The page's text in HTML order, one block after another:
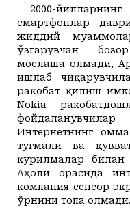
2000-
смартфонлар
жиддий
ўзгарувчан
мослаша олмади,
ишлаб
рақобат қилиш
Nokia
Интернетнинг
тугмали ва
қурилмалар билан
Аҳоли орасида
компания сенсор
ўрнини топа олмади.